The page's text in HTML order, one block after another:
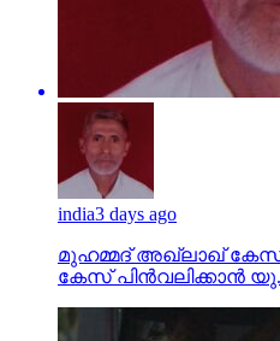
india3 days ago
മുഹമ്മദ് അഖ്‌ലാഖ്
കേസ് പിന്‍വലിക്കാന്‍